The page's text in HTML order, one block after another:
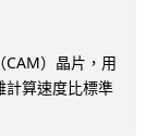
）晶片，用
計算速度比標準